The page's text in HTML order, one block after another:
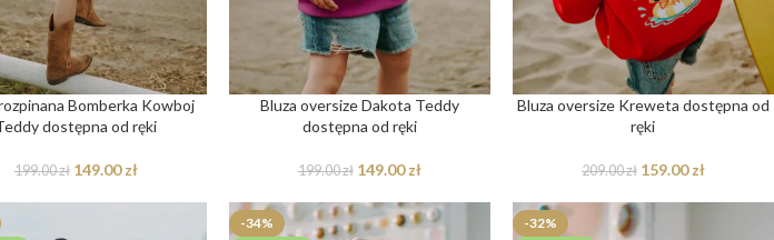
Bomberka Kowboj
dostępna od ręki
199.00zł 149.00zł
Bluza oversize Dakota Teddy
dostępna od ręki
199.00zł 149.00zł
Bluza oversize Kreweta dostępna od
ręki
209.00zł 159.00zł
-34%
-32%